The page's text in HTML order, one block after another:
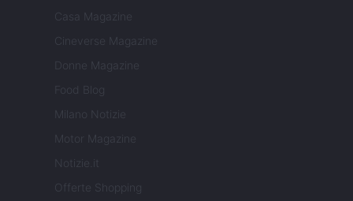
Casa Magazine
Cineverse Magazine
Donne Magazine
Food Blog
Milano Notizie
Motor Magazine
Notizie.it
Offerte Shopping